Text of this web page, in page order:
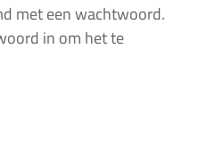
met een wachtwoord.
in om het te